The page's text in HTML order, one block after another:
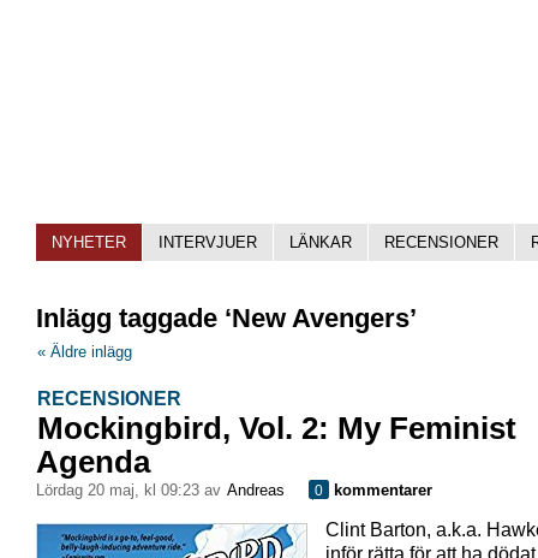
NYHETER INTERVJUER LÄNKAR RECENSIONER
Inlägg taggade ‘New Avengers’
« Äldre inlägg
RECENSIONER
Mockingbird, Vol. 2: My Feminist
Agenda
lördag 20 maj, kl 09:23 av Andreas 0 kommentarer
Clint Barton, a.k.a.
inför rätta för att ha